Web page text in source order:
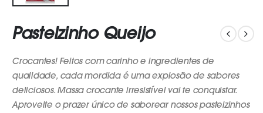
Pastelzinho Queijo
Crocantes! Feitos com carinho e ingredientes de
qualidade, cada mordida é uma explosão de sabores
deliciosos. Massa crocante irresistível vai te conquistar.
Aproveite o prazer único de saborear nossos pastelzinhos